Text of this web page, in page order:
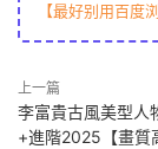
【最好别用百度
上一篇
李富貴古風美型人
+進階2025【畫質